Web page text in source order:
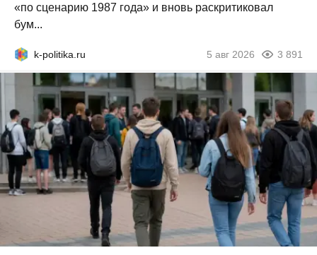
«по сценарию 1987 года» и вновь раскритиковал
бум...
k-politika.ru 5 авг 2026 3 891